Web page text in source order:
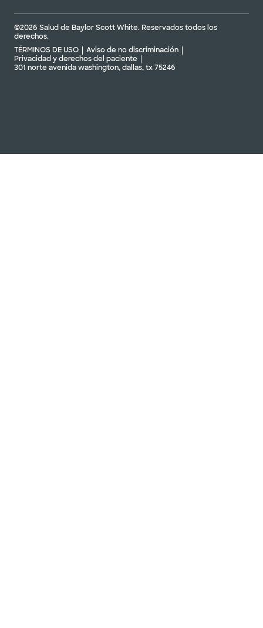
©2026 Salud de Baylor Scott White. Reservados todos los
derechos.
TÉRMINOS DE USO
Aviso de no discriminación
Privacidad y derechos del paciente
301 norte avenida washington, dallas, tx 75246